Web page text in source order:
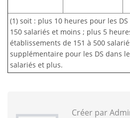
(1) soit : plus 10 heures pour les
150 salariés et moins ; plus 5
établissements de 151 à 500
supplémentaire pour les DS dans
salariés et plus.
Créer par